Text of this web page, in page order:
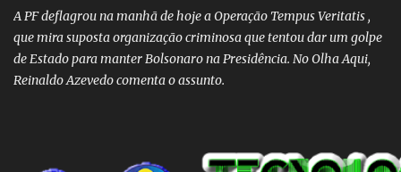
de fake news não é uma surpresa, pois faz parte de um padrão...
A PF deflagrou na manhã de hoje a Operação Tempus Veritatis ,
que mira suposta organização criminosa que tentou dar um golpe
de Estado para manter Bolsonaro na Presidência. No Olha Aqui,
Reinaldo Azevedo comenta o assunto.